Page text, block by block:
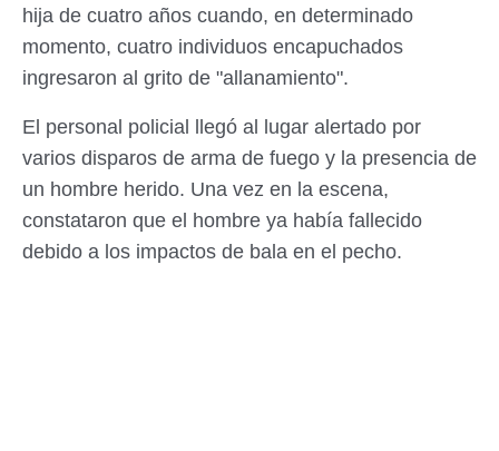
hija de cuatro años cuando, en determinado
momento, cuatro individuos encapuchados
ingresaron al grito de "allanamiento".
El personal policial llegó al lugar alertado por
varios disparos de arma de fuego y la presencia de
un hombre herido. Una vez en la escena,
constataron que el hombre ya había fallecido
debido a los impactos de bala en el pecho.